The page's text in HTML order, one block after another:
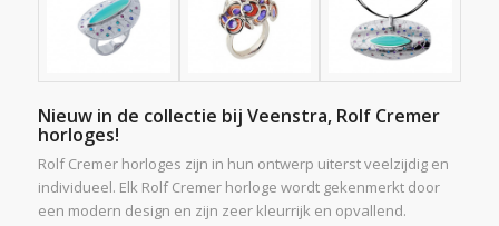
Nieuw in de collectie bij Veenstra, Rolf Cremer
horloges!
Rolf Cremer horloges zijn in hun ontwerp uiterst veelzijdig en
individueel. Elk Rolf Cremer horloge wordt gekenmerkt door
een modern design en zijn zeer kleurrijk en opvallend.